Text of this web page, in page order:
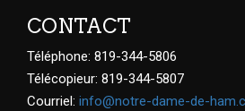
CONTACT
Téléphone: 819-344-5806
Télécopieur: 819-344-5807
Courriel: info@notre-dame-de-